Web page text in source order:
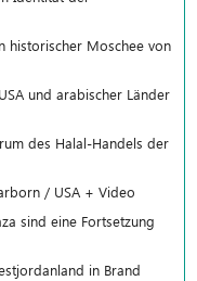
historischer Moschee von
und arabischer Länder
des Halal-Handels der
/ USA + Video
sind eine Fortsetzung
in Brand